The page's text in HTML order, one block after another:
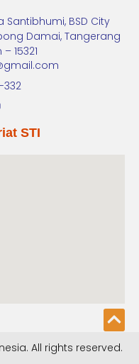
BSD City
Damai, Tangerang
15321
332
STI
All rights reserved.